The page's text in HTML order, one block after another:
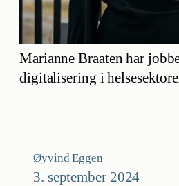
Marianne Braaten har
digitalisering i
Øyvind Eggen
3. september 2024